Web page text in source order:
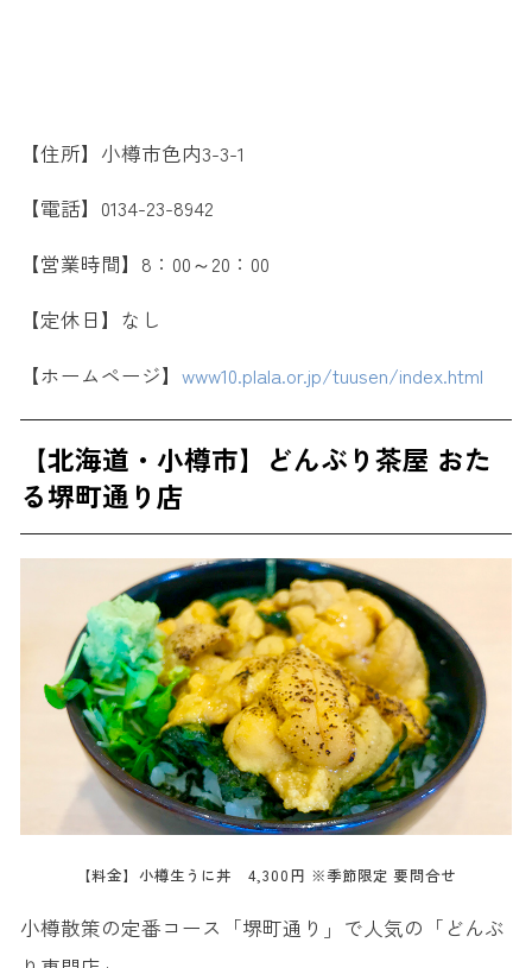
【住所】小樽市色内3-3-1
【電話】0134-23-8942
【営業時間】8：00～20：00
【定休日】なし
【ホームページ】 www10.plala.or.jp/tuusen/index.html
【北海道・小樽市】どんぶり茶屋 おた
る堺町通り店
【料金】小樽生うに丼 4,300円 ※季節限定 要問合せ
小樽散策の定番コース「堺町通り」で人気の「どんぶ